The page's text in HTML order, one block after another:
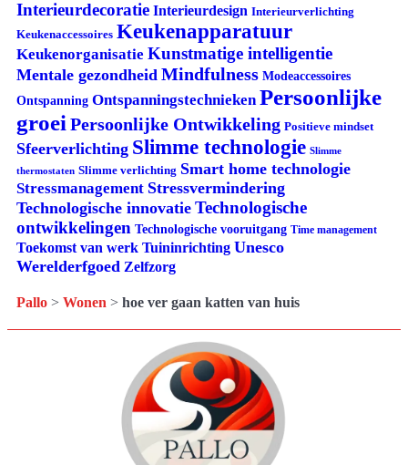
Interieurdecoratie Interieurdesign Interieurverlichting
Keukenaccessoires Keukenapparatuur
Keukenorganisatie Kunstmatige intelligentie
Mentale gezondheid Mindfulness Modeaccessoires
Ontspanning Ontspanningstechnieken Persoonlijke
groei Persoonlijke Ontwikkeling Positieve mindset
Sfeerverlichting Slimme technologie Slimme
thermostaten Slimme verlichting Smart home technologie
Stressmanagement Stressvermindering
Technologische innovatie Technologische
ontwikkelingen Technologische vooruitgang Time management
Toekomst van werk Tuininrichting Unesco
Werelderfgoed Zelfzorg
Pallo > Wonen > hoe ver gaan katten van huis